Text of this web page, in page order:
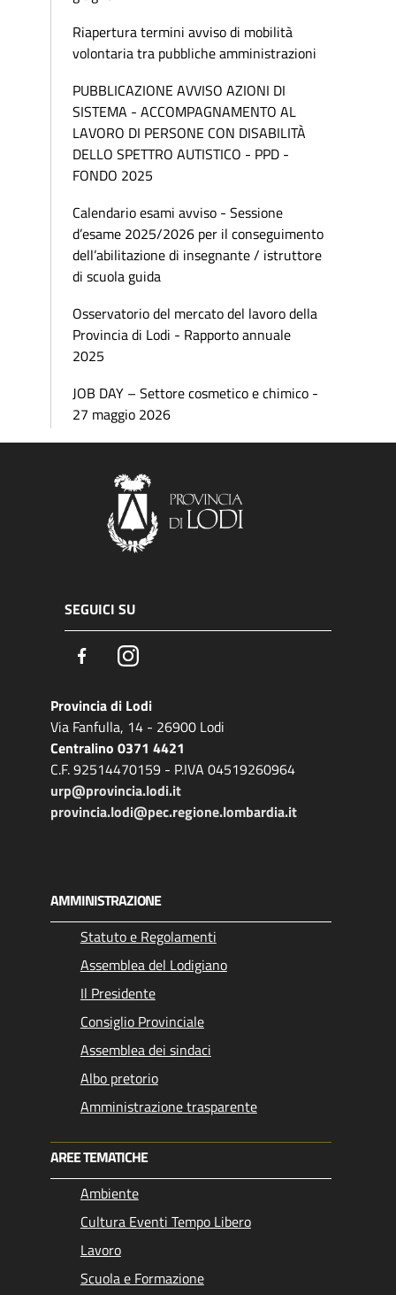
Riapertura termini avviso di mobilità
volontaria tra pubbliche amministrazioni
PUBBLICAZIONE AVVISO AZIONI DI
SISTEMA - ACCOMPAGNAMENTO AL
LAVORO DI PERSONE CON DISABILITÀ
DELLO SPETTRO AUTISTICO - PPD -
FONDO 2025
Calendario esami avviso - Sessione
d’esame 2025/2026 per il conseguimento
dell’abilitazione di insegnante / istruttore
di scuola guida
Osservatorio del mercato del lavoro della
Provincia di Lodi - Rapporto annuale
2025
JOB DAY – Settore cosmetico e chimico -
27 maggio 2026
SEGUICI SU
FacebookInstagram
Provincia di Lodi
Via Fanfulla, 14 - 26900 Lodi
Centralino 0371 4421
C.F. 92514470159 - P.IVA 04519260964
urp@provincia.lodi.it
provincia.lodi@pec.regione.lombardia.it
AMMINISTRAZIONE
Statuto e Regolamenti
Assemblea del Lodigiano
Il Presidente
Consiglio Provinciale
Assemblea dei sindaci
Albo pretorio
Amministrazione trasparente
AREE TEMATICHE
Ambiente
Cultura Eventi Tempo Libero
Lavoro
Scuola e Formazione